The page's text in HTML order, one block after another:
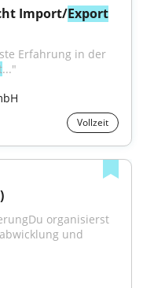
Import/Export
Erfahrung in der
..."
Vollzeit
organisierst
und